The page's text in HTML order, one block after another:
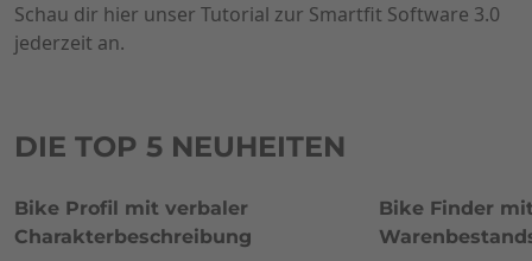
Schau dir hier unser Tutorial zur Smartfit Software 3.0
jederzeit an.
DIE TOP 5 NEUHEITEN
Bike Profil mit verbaler
Charakterbeschreibung
Bike Finder